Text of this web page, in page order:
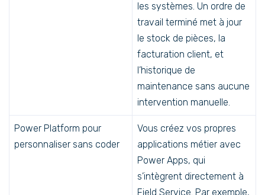
les systèmes. Un ordre de
travail terminé met à jour
le stock de pièces, la
facturation client, et
l’historique de
maintenance sans aucune
intervention manuelle.
Power Platform pour
personnaliser sans coder
Vous créez vos propres
applications métier avec
Power Apps, qui
s’intègrent directement à
Field Service. Par exemple,